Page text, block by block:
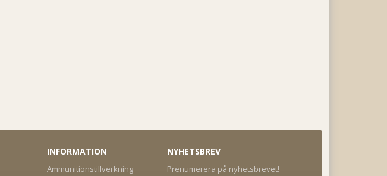
INFORMATION
Ammunitionstillverkning
NYHETSBREV
Prenumerera på nyhetsbrevet!